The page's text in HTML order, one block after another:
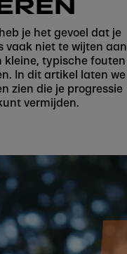
je het gevoel dat je
vaak niet te wijten aan
kleine, typische fouten
In dit artikel laten we
zien die je progressie
vermijden.